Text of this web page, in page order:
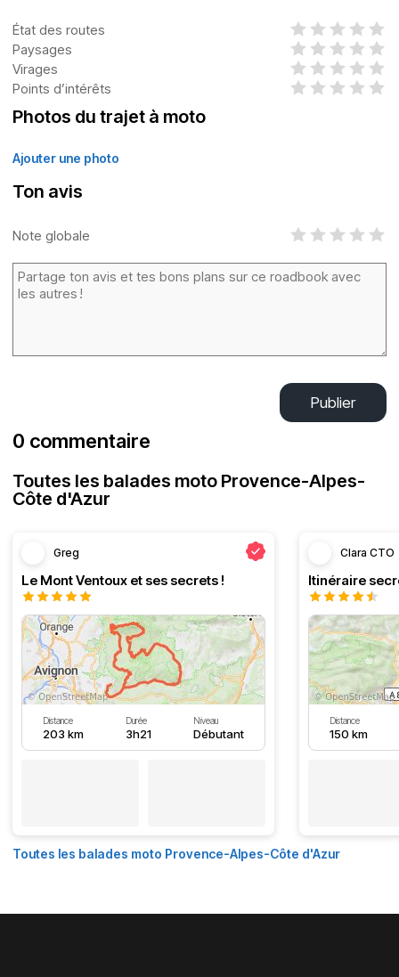
État des routes
Paysages
Virages
Points d’intérêts
Photos du trajet à moto
Ajouter une photo
Ton avis
Note globale
Publier
0 commentaire
Toutes les balades moto Provence-Alpes-
Côte d'Azur
Greg
Le Mont Ventoux et ses secrets !
Distance
203 km
Durée
3h21
Niveau
Débutant
Clara CTO
Distance
150 km
Toutes les balades moto Provence-Alpes-Côte d'Azur